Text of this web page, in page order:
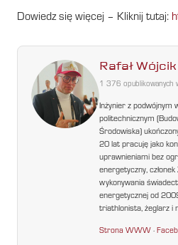
Dowiedz się więcej – Kliknij tutaj:
Rafał Wójcik
1 376 opublikowanych
Inżynier z podwójnym
politechnicznym
Środowiska)
20 lat pracuję jako
uprawnieniami bez
energetyczny,
wykonywania
energetycznej od
triathlonista, żeglarz i
Strona WWW ·